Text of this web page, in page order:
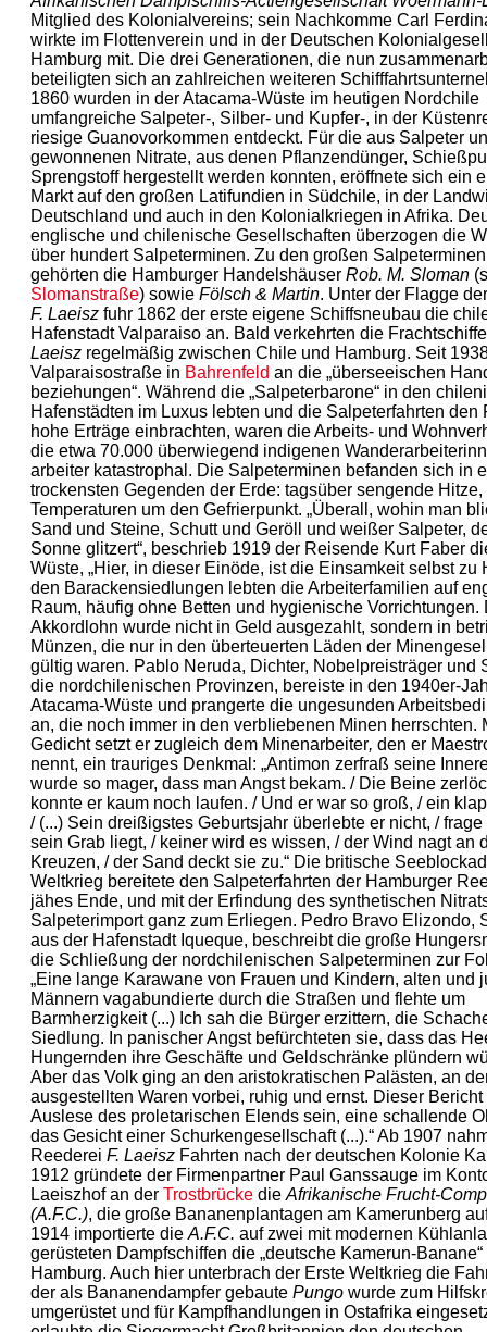
Mitglied des Kolonialvereins; sein Nachkomme Carl
wirkte im Flotten­verein und in der Deutschen
Hamburg mit. Die drei Generationen, die nun
beteiligten sich an zahlreichen weiteren
1860 wurden in der Atacama-Wüste im heutigen Nordchile
umfangreiche Salpeter-, Silber- und Kupfer-, in der
riesige Guanovorkommen entdeckt. Für die aus Salpeter
gewonnenen Nitrate, aus denen Pflanzendünger,
Sprengstoff her­gestellt werden konnten, eröffnete sich ein
Markt auf den großen Latifundien in Süd­chile, in der
Deutschland und auch in den Kolonialkriegen in Afrika.
englische und chilenische Gesellschaften überzogen die
über hundert Salpeter­minen. Zu den großen
gehörten die Hamburger Handelshäuser Rob. M. Sloman
Slomanstraße) sowie Fölsch & Martin. Unter der Flagge
F. Laeisz fuhr 1862 der erste eigene Schiffsneubau die
Hafenstadt Valparaiso an. Bald verkehrten die
Laeisz regelmäßig zwischen Chile und Hamburg. Seit
Valparaiso­straße in Bahrenfeld an die „überseeischen
beziehungen“. Während die „Salpeterbarone“ in den
Hafenstädten im Luxus lebten und die Salpeterfahrten den
hohe Erträge einbrach­ten, waren die Arbeits- und
die etwa 70.000 überwiegend indigenen
arbeiter katastrophal. Die Salpeterminen befanden sich in
trockensten Gegenden der Erde: tagsüber sengende Hitze,
Temperaturen um den Gefrierpunkt. „Überall, wohin man
Sand und Steine, Schutt und Geröll und weißer Salpeter,
Sonne glitzert“, beschrieb 1919 der Reisende Kurt Faber
Wüste, „Hier, in dieser Einöde, ist die Einsamkeit selbst zu
den Barackensiedlungen lebten die Arbeiterfamilien auf
Raum, häufig ohne Betten und hygienische Vorrich­tungen.
Akkordlohn wurde nicht in Geld ausgezahlt, sondern in
Münzen, die nur in den überteuerten Läden der
gültig waren. Pablo Neruda, Dichter, Nobelpreisträger und
die nordchilenischen Provinzen, bereiste in den 1940er-
Atacama-Wüste und prangerte die ungesunden
an, die noch immer in den verbliebenen Minen herrschten.
Gedicht setzt er zugleich dem Minenarbeiter, den er
nennt, ein trauriges Denkmal: „Antimon zerfraß seine
wurde so mager, dass man Angst bekam. / Die Beine
konnte er kaum noch laufen. / Und er war so groß, / ein
/ (...) Sein dreißigstes Geburts­jahr überlebte er nicht, /
sein Grab liegt, / keiner wird es wissen, / der Wind nagt an
Kreuzen, / der Sand deckt sie zu.“ Die britische
Weltkrieg bereitete den Salpeterfahrten der Hamburger
jähes Ende, und mit der Erfin­dung des synthetischen
Salpeterimport ganz zum Erliegen. Pedro Bravo Elizondo,
aus der Hafenstadt Iqueque, beschreibt die große
die Schließung der nordchilenischen Salpeterminen zur
„Eine lange Karawane von Frauen und Kindern, alten und
Männern vagabundierte durch die Straßen und flehte um
Barmherzigkeit (...) Ich sah die Bürger erzittern, die
Siedlung. In panischer Angst befürchteten sie, dass das
Hungernden ihre Geschäfte und Geldschränke plündern
Aber das Volk ging an den aristokra­tischen Palästen, an
ausgestellten Waren vorbei, ruhig und ernst. Dieser
Auslese des proletari­schen Elends sein, eine schallende
das Gesicht einer Schurkengesellschaft (...).“ Ab 1907
Reederei F. Laeisz Fahrten nach der deutschen Kolonie
1912 gründete der Firmenpartner Paul Ganssauge im
Laeiszhof an der Trostbrücke die Afrikanische Frucht-
(A.F.C.), die große Bananenplantagen am Kamerunberg
1914 importierte die A.F.C. auf zwei mit modernen
gerüsteten Dampfschiffen die „deutsche Kamerun-
Hamburg. Auch hier unterbrach der Erste Weltkrieg die
der als Bananen­dampfer gebaute Pungo wurde zum
umgerüstet und für Kampf­handlungen in Ostafrika